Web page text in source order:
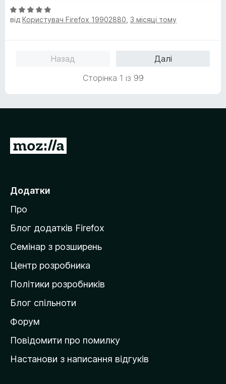
к
а
О
ц
від Користувач Firefox 19902880 3 місяці тому
Назад
Далі
Сторінка 1 із 99
П
е
й
т
и
а
д
о
і
в
к
M
Додатки
Про
Блог додатків Firefox
Семінар з розширень
Центр розробника
Політики розробників
Блог спільноти
Форум
Повідомити про помилку
Настанови з написання відгуків